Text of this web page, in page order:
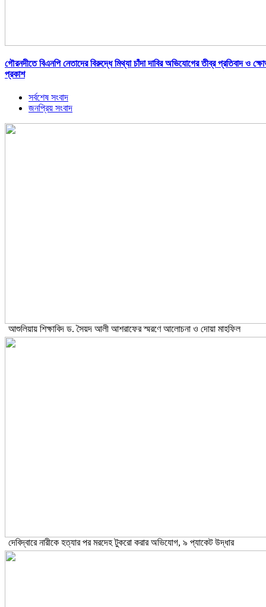
গৌরনদীতে বিএনপি নেতাদের বিরুদ্ধে মিথ্যা চাঁদা দাবির অভিযোগের তীব্র প্রতিবাদ ও
প্রকাশ
সর্বশেষ সংবাদ
জনপ্রিয় সংবাদ
আশুলিয়ায় শিক্ষাবিদ ড. সৈয়দ আলী আশরাফের স্মরণে আলোচনা ও দোয়া মাহফিল
দেবিদ্বারে নারীকে হত্যার পর মরদেহ টুকরো করার অভিযোগ, ৯ প্যাকেট উদ্ধার